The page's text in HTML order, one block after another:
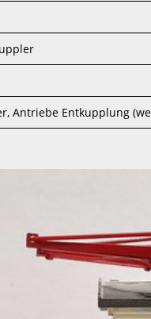
Antriebe Entkupplung